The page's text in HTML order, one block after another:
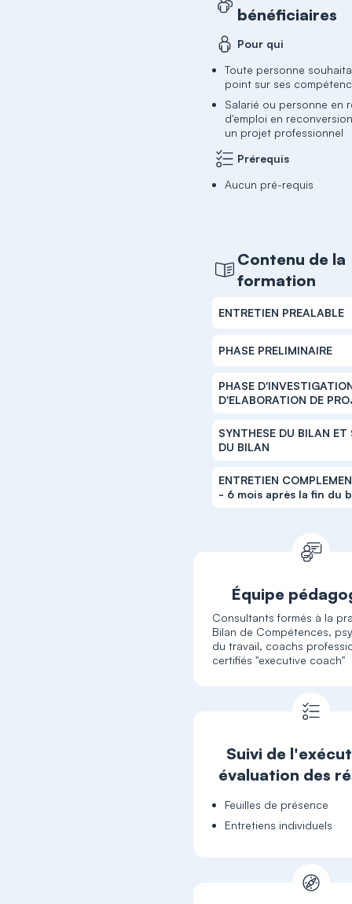
bénéficiaires
Pour qui
Toute personne
point sur ses
Salarié ou personne en
d'emploi en
un projet professionnel
Prérequis
Aucun pré-requis
Contenu de la
formation
ENTRETIEN PREALABLE
PHASE PRELIMINAIRE
PHASE
D'ELABORATION DE
SYNTHESE DU BILAN ET
DU BILAN
ENTRETIEN
- 6 mois après la fin du
Équipe
Consultants formés à la
Bilan de Compétences,
du travail, coachs
certifiés "executive coach"
Suivi de
évaluation des
Feuilles de présence
Entretiens individuels